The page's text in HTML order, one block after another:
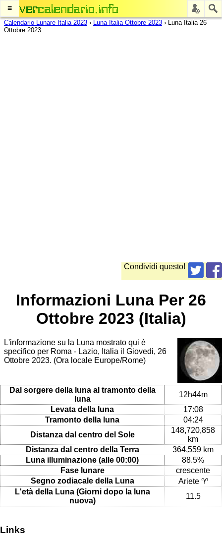
≡
Calendario Lunare Italia 2023 › Luna Italia Ottobre 2023 › Luna Italia 26
Ottobre 2023
Condividi questo!
Informazioni Luna Per 26
Ottobre 2023 (Italia)
L'informazione su la Luna mostrato qui è
specifico per Roma - Lazio, Italia il Giovedi, 26
Ottobre 2023. (Ora locale Europe/Rome)
Dal sorgere della luna al tramonto della
luna
12h44m
Levata della luna
17:08
Tramonto della luna
04:24
Distanza dal centro del Sole
148,720,858
km
Distanza dal centro della Terra
364,559 km
Luna illuminazione (alle 00:00)
88.5%
Fase lunare
crescente
Segno zodiacale della Luna
Ariete ♈
L'età della Luna (Giorni dopo la luna
nuova)
11.5
Links